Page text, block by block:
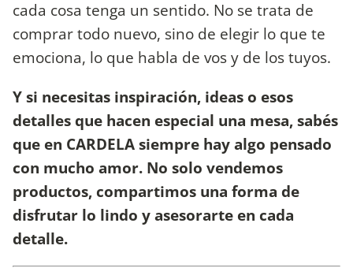
cada cosa tenga un sentido. No se trata de
comprar todo nuevo, sino de elegir lo que te
emociona, lo que habla de vos y de los tuyos.
Y si necesitas inspiración, ideas o esos
detalles que hacen especial una mesa, sabés
que en CARDELA siempre hay algo pensado
con mucho amor. No solo vendemos
productos, compartimos una forma de
disfrutar lo lindo y asesorarte en cada
detalle.